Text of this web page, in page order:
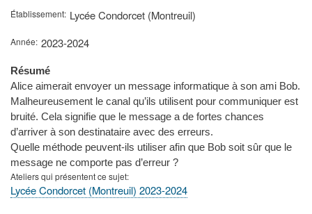
Établissement Lycée Condorcet (Montreuil)
Année 2023-2024
Résumé
Alice aimerait envoyer un message informatique à son ami Bob.
Malheureusement le canal qu’ils utilisent pour communiquer est
bruité. Cela signifie que le message a de fortes chances
d’arriver à son destinataire avec des erreurs.
Quelle méthode peuvent-ils utiliser afin que Bob soit sûr que le
message ne comporte pas d’erreur ?
Ateliers qui présentent ce sujet
Lycée Condorcet (Montreuil) 2023-2024